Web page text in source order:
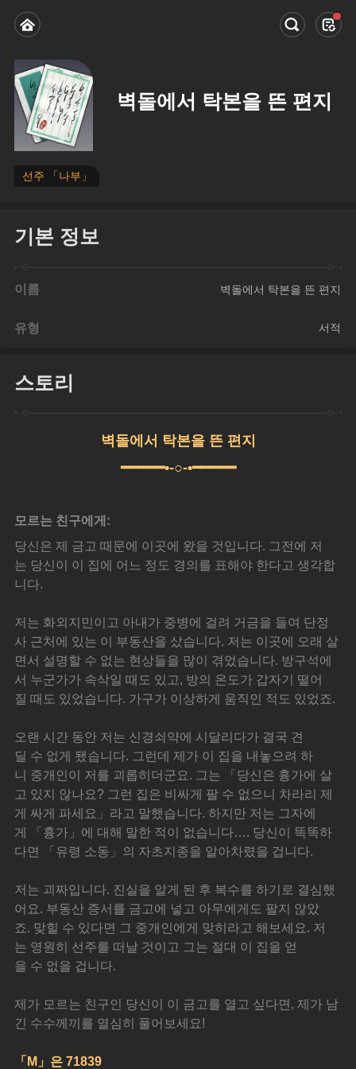
벽돌에서 탁본을 뜬 편지
선주 「나부」
기본 정보
이름 벽돌에서 탁본을 뜬 편지
유형 서적
스토리
벽돌에서 탁본을 뜬 편지
━━━━━•-○-•━━━━━
모르는 친구에게:
당신은 제 금고 때문에 이곳에 왔을 것입니다. 그전에 저
는 당신이 이 집에 어느 정도 경의를 표해야 한다고 생각합
니다.
저는 화외지민이고 아내가 중병에 걸려 거금을 들여 단정
사 근처에 있는 이 부동산을 샀습니다. 저는 이곳에 오래 살
면서 설명할 수 없는 현상들을 많이 겪었습니다. 방구석에
서 누군가가 속삭일 때도 있고, 방의 온도가 갑자기 떨어
질 때도 있었습니다. 가구가 이상하게 움직인 적도 있었죠.
오랜 시간 동안 저는 신경쇠약에 시달리다가 결국 견
딜 수 없게 됐습니다. 그런데 제가 이 집을 내놓으려 하
니 중개인이 저를 괴롭히더군요. 그는 「당신은 흉가에 살
고 있지 않나요? 그런 집은 비싸게 팔 수 없으니 차라리 제
게 싸게 파세요」라고 말했습니다. 하지만 저는 그자에
게 「흉가」에 대해 말한 적이 없습니다…. 당신이 똑똑하
다면 「유령 소동」의 자초지종을 알아차렸을 겁니다.
저는 괴짜입니다. 진실을 알게 된 후 복수를 하기로 결심했
어요. 부동산 증서를 금고에 넣고 아무에게도 팔지 않았
죠. 맞힐 수 있다면 그 중개인에게 맞히라고 해보세요. 저
는 영원히 선주를 떠날 것이고 그는 절대 이 집을 얻
을 수 없을 겁니다.
제가 모르는 친구인 당신이 이 금고를 열고 싶다면, 제가 남
긴 수수께끼를 열심히 풀어보세요!
「M」은 71839